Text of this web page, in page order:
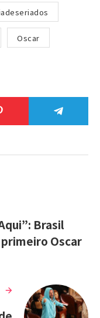
Oscar
Brasil
Oscar